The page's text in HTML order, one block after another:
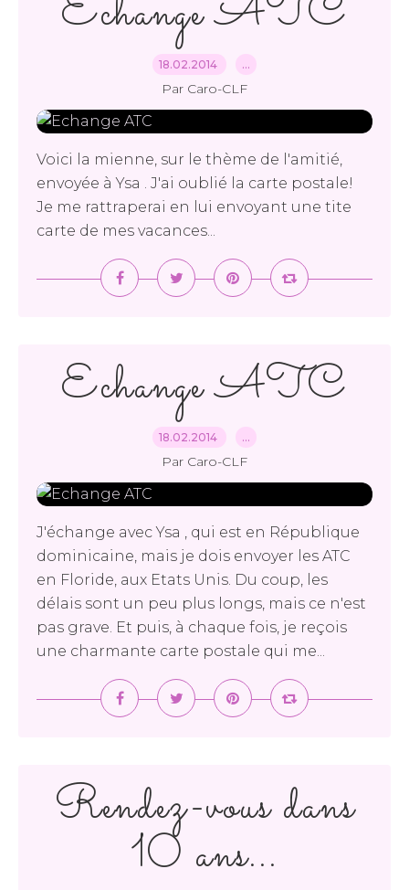
Echange ATC
18.02.2014 …
Par Caro-CLF
Voici la mienne, sur le thème de l'amitié,
envoyée à Ysa . J'ai oublié la carte postale!
Je me rattraperai en lui envoyant une tite
carte de mes vacances...
Echange ATC
18.02.2014 …
Par Caro-CLF
J'échange avec Ysa , qui est en République
dominicaine, mais je dois envoyer les ATC
en Floride, aux Etats Unis. Du coup, les
délais sont un peu plus longs, mais ce n'est
pas grave. Et puis, à chaque fois, je reçois
une charmante carte postale qui me...
Rendez-vous dans
10 ans...